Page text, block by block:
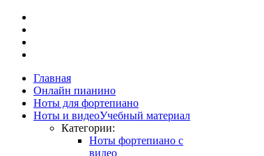
Главная
Онлайн пианино
Ноты для фортепиано
Ноты и видеоУчебный материал
Категории:
Ноты фортепиано с
видео